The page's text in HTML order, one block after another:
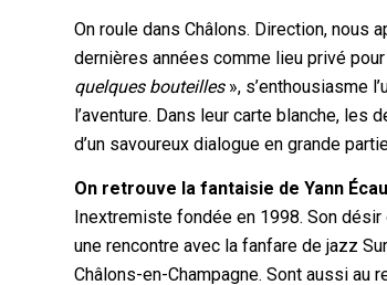
On roule dans Châlons. Direction, nous
dernières années comme lieu privé
quelques bouteilles», s’enthousiasme
l’aventure. Dans leur carte blanche,
d’un savoureux dialogue en grande
On retrouve la fantaisie de Yann
Inextremiste fondée en 1998. Son
une rencontre avec la fanfare de jazz
Châlons-en-Champagne. Sont aussi au